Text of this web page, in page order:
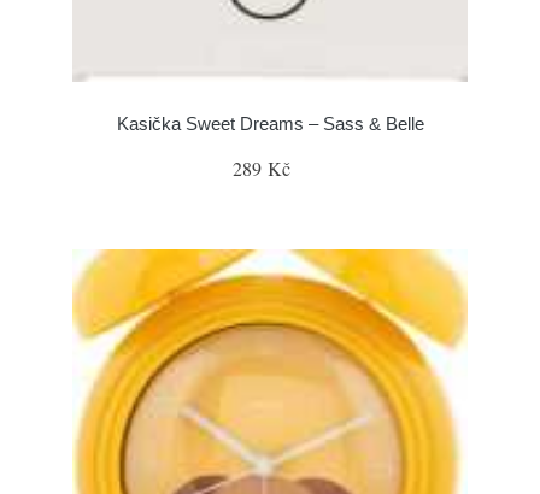
Kasička Sweet Dreams – Sass & Belle
289 Kč